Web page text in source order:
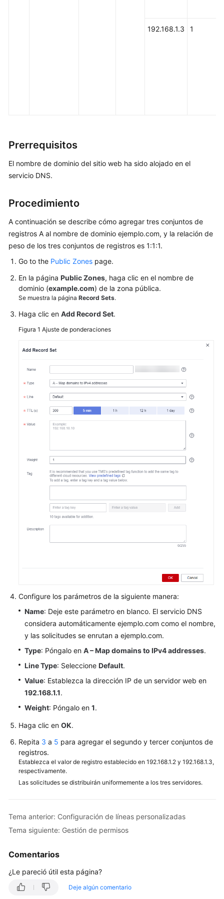
Videos
More
Documents
Glossary
192.168.1.3 1
Prerrequisitos
El nombre de dominio del sitio web ha sido alojado en el
servicio DNS.
Procedimiento
A continuación se describe cómo agregar tres conjuntos de
registros A al nombre de dominio ejemplo.com, y la relación de
peso de los tres conjuntos de registros es 1:1:1.
Go to the Public Zones page.
En la página Public Zones, haga clic en el nombre de
dominio (example.com) de la zona pública.
Se muestra la página Record Sets.
Haga clic en Add Record Set.
Figura 1 Ajuste de ponderaciones
Configure los parámetros de la siguiente manera:
Name: Deje este parámetro en blanco. El servicio DNS
considera automáticamente ejemplo.com como el nombre,
y las solicitudes se enrutan a ejemplo.com.
Type: Póngalo en A – Map domains to IPv4 addresses.
Line Type: Seleccione Default.
Value: Establezca la dirección IP de un servidor web en
192.168.1.1.
Weight: Póngalo en 1.
Haga clic en OK.
Repita 3 a 5 para agregar el segundo y tercer conjuntos de
registros.
Establezca el valor de registro establecido en 192.168.1.2 y 192.168.1.3,
respectivamente.
Las solicitudes se distribuirán uniformemente a los tres servidores.
Tema anterior: Configuración de líneas personalizadas
Tema siguiente: Gestión de permisos
Comentarios
¿Le pareció útil esta página?
Deje algún comentario